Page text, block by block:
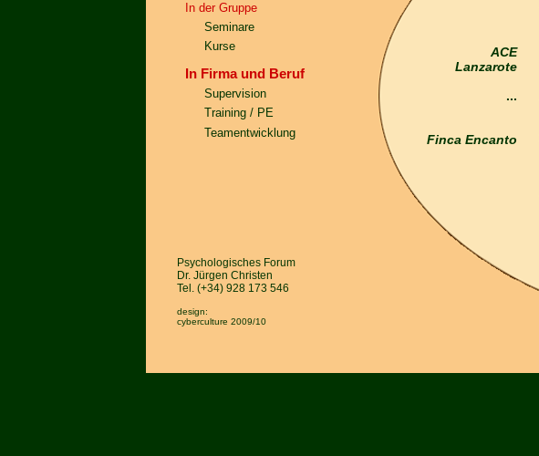
In der Gruppe
Seminare
Kurse
In Firma und Beruf
Supervision
Training / PE
Teamentwicklung
Psychologisches Forum
Dr. Jürgen Christen
Tel. (+34) 928 173 546
design:
cyberculture 2009/10
ACE
Lanzarote
...
Finca Encanto